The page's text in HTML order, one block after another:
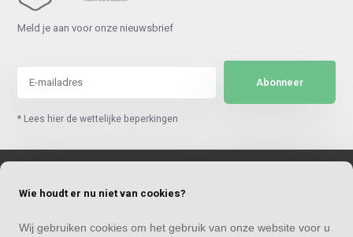
Meld je aan voor onze nieuwsbrief
Abonneer
* Lees hier de wettelijke beperkingen
Mijn account
Wie houdt er nu niet van cookies?
Wij gebruiken cookies om het gebruik van onze website voor u